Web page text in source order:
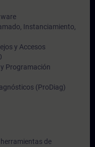
Instanciamiento,
y Accesos
Programación
(ProDiag)
de